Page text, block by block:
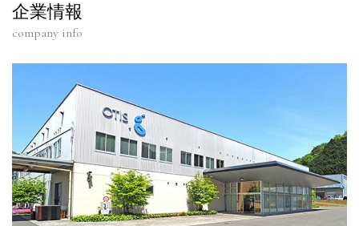
企業情報
company info